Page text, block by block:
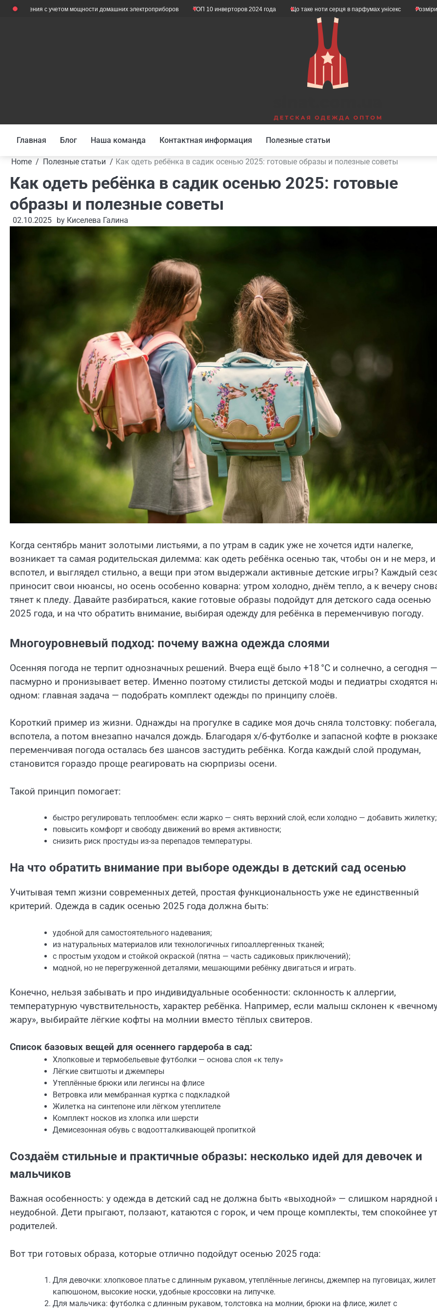
Skipс учетом мощности домашних электроприборов ТОП 10 инверторов 2024 года Що таке ноти серця в парфумах унісекс Розміри дитячого
Главная Блог Наша команда Контактная информация Полезные статьи
Home Полезные статьи Как одеть ребёнка в садик осенью 2025: готовые образы и полезные советы
Как одеть ребёнка в садик осенью 2025: готовые
образы и полезные советы
02.10.2025 by Киселева Галина
Когда сентябрь манит золотыми листьями, а по утрам в садик уже не хочется идти налегке,
возникает та самая родительская дилемма: как одеть ребёнка осенью так, чтобы он и не мерз,
вспотел, и выглядел стильно, а вещи при этом выдержали активные детские игры? Каждый
приносит свои нюансы, но осень особенно коварна: утром холодно, днём тепло, а к вечеру
тянет к пледу. Давайте разбираться, какие готовые образы подойдут для детского сада осенью
2025 года, и на что обратить внимание, выбирая одежду для ребёнка в переменчивую погоду.
Многоуровневый подход: почему важна одежда слоями
Осенняя погода не терпит однозначных решений. Вчера ещё было +18 °C и солнечно, а сегодня —
пасмурно и пронизывает ветер. Именно поэтому стилисты детской моды и педиатры сходятся
одном: главная задача — подобрать комплект одежды по принципу слоёв.
Короткий пример из жизни. Однажды на прогулке в садике моя дочь сняла толстовку: побегала,
вспотела, а потом внезапно начался дождь. Благодаря х/б-футболке и запасной кофте в
переменчивая погода осталась без шансов застудить ребёнка. Когда каждый слой продуман,
становится гораздо проще реагировать на сюрпризы осени.
Такой принцип помогает:
быстро регулировать теплообмен: если жарко — снять верхний слой, если холодно — добавить жилетку;
повысить комфорт и свободу движений во время активности;
снизить риск простуды из-за перепадов температуры.
На что обратить внимание при выборе одежды в детский сад осенью
Учитывая темп жизни современных детей, простая функциональность уже не единственный
критерий. Одежда в садик осенью 2025 года должна быть:
удобной для самостоятельного надевания;
из натуральных материалов или технологичных гипоаллергенных тканей;
с простым уходом и стойкой окраской (пятна — часть садиковых приключений);
модной, но не перегруженной деталями, мешающими ребёнку двигаться и играть.
Конечно, нельзя забывать и про индивидуальные особенности: склонность к аллергии,
температурную чувствительность, характер ребёнка. Например, если малыш склонен к
жару», выбирайте лёгкие кофты на молнии вместо тёплых свитеров.
Список базовых вещей для осеннего гардероба в сад:
Хлопковые и термобельевые футболки — основа слоя «к телу»
Лёгкие свитшоты и джемперы
Утеплённые брюки или легинсы на флисе
Ветровка или мембранная куртка с подкладкой
Жилетка на синтепоне или лёгком утеплителе
Комплект носков из хлопка или шерсти
Демисезонная обувь с водоотталкивающей пропиткой
Создаём стильные и практичные образы: несколько идей для девочек и
мальчиков
Важная особенность: у одежда в детский сад не должна быть «выходной» — слишком нарядной
неудобной. Дети прыгают, ползают, катаются с горок, и чем проще комплекты, тем спокойнее
родителей.
Вот три готовых образа, которые отлично подойдут осенью 2025 года:
Для девочки: хлопковое платье с длинным рукавом, утеплённые легинсы, джемпер на пуговицах, жилет
капюшоном, высокие носки, удобные кроссовки на липучке.
Для мальчика: футболка с длинным рукавом, толстовка на молнии, брюки на флисе, жилет с